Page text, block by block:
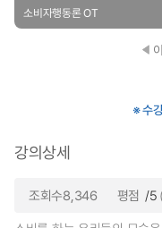
소비자행동론 OT
※ 수
강의상세
조회수8,346 평점 /5